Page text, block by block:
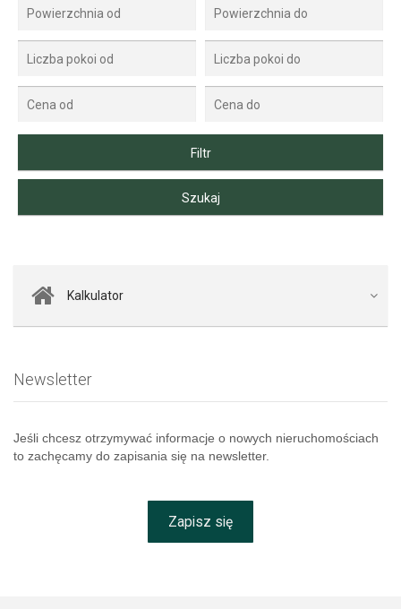
Kalkulator
Newsletter
Jeśli chcesz otrzymywać informacje o nowych nieruchomościach
to zachęcamy do zapisania się na newsletter.
Zapisz się